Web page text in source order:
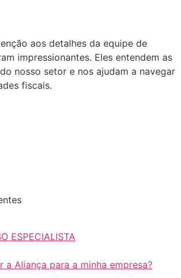
aos detalhes da equipe de
impressionantes. Eles entendem as
nosso setor e nos ajudam a navegar
fiscais.
ESPECIALISTA
a Aliança para a minha empresa?